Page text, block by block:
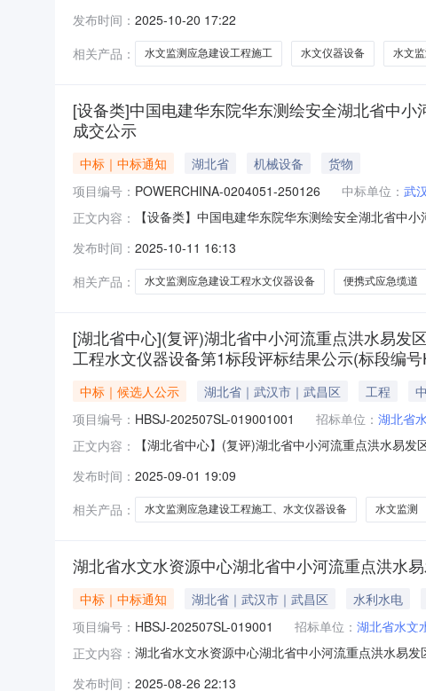
09月01日完成评标工作。依据行政监管部门意见/省
发布时间： 2025-10-20 17:22
相关产品：
水文监测应急建设工程施工 水文仪器设备 水文
[设备类]中国电建华东院华东测绘安全湖北省中
成交公示
中标｜中标通知 湖北省 机械设备
货物
项目编号： POWERCHINA-0204051-250126 中标单位： 武
正文内容：
【设备类】中国电建华东院华东测绘安全湖北省中
东院华东测绘安全湖北省中小河流重点洪水易发区
发布时间： 2025-10-11 16:13
相关产品：
水文监测应急建设工程水文仪器设备 便携式应急缆道
[湖北省中心](复评)湖北省中小河流重点洪水易发
工程水文仪器设备第1标段评标结果公示(标段编
中标｜候选人公示 湖北省｜武汉市｜武昌区 工程
项目编号： HBSJ-202507SL-019001001 招标单位： 湖北省
正文内容：
【湖北省中心】(复评)湖北省中小河流重点洪水易
点洪水易发区水文监测应急建设工程施工、水文仪
发布时间： 2025-09-01 19:09
相关产品：
水文监测应急建设工程施工、水文仪器设备 水文监测
湖北省水文水资源中心湖北省中小河流重点洪水
中标｜中标通知 湖北省｜武汉市｜武昌区 水利水电
项目编号： HBSJ-202507SL-019001 招标单位： 湖北省水文
正文内容： 湖北省水文水资源中心湖北省中小河流重点洪水易
发布时间： 2025-08-26 22:13